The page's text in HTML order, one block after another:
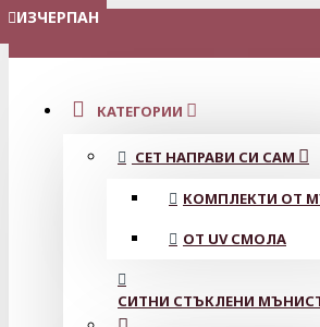
МЕНЮ
КАТЕГОРИИ
СЕТ НАПРАВИ СИ САМ
КОМПЛЕКТИ ОТ
ОТ UV СМОЛА
СИТНИ СТЪКЛЕНИ
ИЗЧЕРПАН
ИЗЧЕРПАН
ИЗЧЕРПАН
ИЗЧЕРПАН